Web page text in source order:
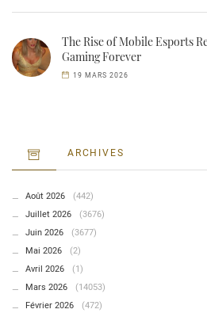
The Rise of Mobile Esports
Gaming Forever
19 MARS 2026
ARCHIVES
Août 2026
(442)
Juillet 2026
(3676)
Juin 2026
(3677)
Mai 2026
(2)
Avril 2026
(1)
Mars 2026
(14053)
Février 2026
(472)